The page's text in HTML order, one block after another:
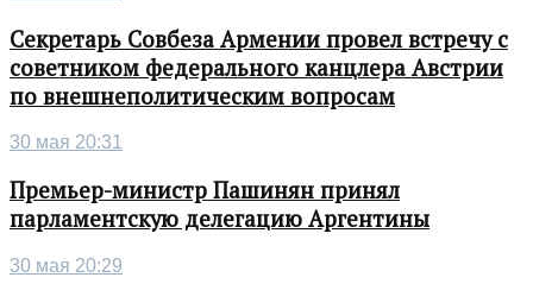
Секретарь Совбеза Армении провел встречу с
советником федерального канцлера Австрии
по внешнеполитическим вопросам
30 мая 20:31
Премьер-министр Пашинян принял
парламентскую делегацию Аргентины
30 мая 20:29